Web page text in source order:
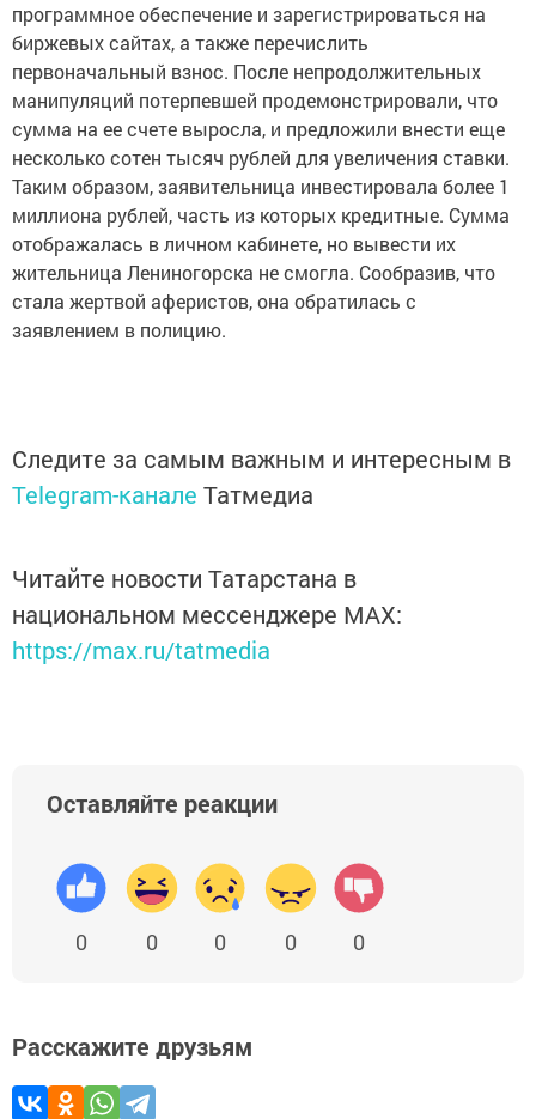
программное обеспечение и зарегистрироваться на
биржевых сайтах, а также перечислить
первоначальный взнос. После непродолжительных
манипуляций потерпевшей продемонстрировали, что
сумма на ее счете выросла, и предложили внести еще
несколько сотен тысяч рублей для увеличения ставки.
Таким образом, заявительница инвестировала более 1
миллиона рублей, часть из которых кредитные. Сумма
отображалась в личном кабинете, но вывести их
жительница Лениногорска не смогла. Сообразив, что
стала жертвой аферистов, она обратилась с
заявлением в полицию.
Следите за самым важным и интересным в
Telegram-канале Татмедиа
Читайте новости Татарстана в
национальном мессенджере MАХ:
https://max.ru/tatmedia
Оставляйте реакции
0 0 0 0 0
Расскажите друзьям